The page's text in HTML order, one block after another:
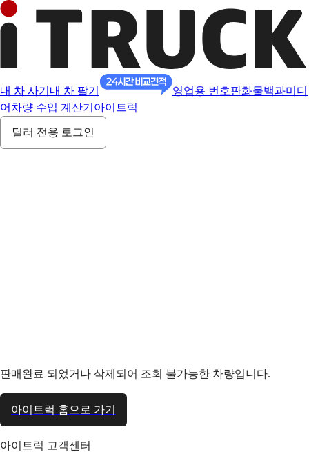
내 차 사기 내 차 팔기 영업용 번호판화물백과미디
어 차량 수입 계산기 아이트럭
딜러 전용 로그인
판매완료 되었거나 삭제되어 조회 불가능한 차량입니다.
아이트럭 홈으로 가기
아이트럭 고객센터